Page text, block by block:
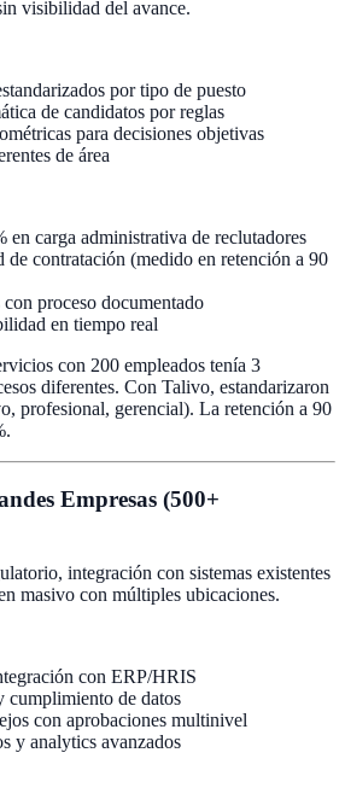
visibilidad del avance.
por tipo de puesto
de candidatos por reglas
para decisiones objetivas
de área
en carga administrativa de reclutadores
de contratación (medido en retención a 90
proceso documentado
en tiempo real
con 200 empleados tenía 3
diferentes. Con Talivo, estandarizaron
profesional, gerencial). La retención a 90
Empresas (500+
integración con sistemas existentes
masivo con múltiples ubicaciones.
con ERP/HRIS
cumplimiento de datos
con aprobaciones multinivel
y analytics avanzados